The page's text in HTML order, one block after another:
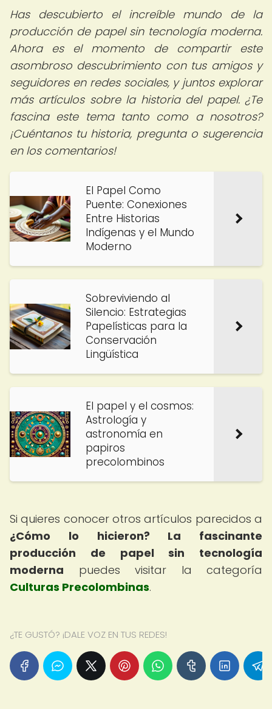
Has descubierto el increíble mundo de la
producción de papel sin tecnología moderna.
Ahora es el momento de compartir este
asombroso descubrimiento con tus amigos y
seguidores en redes sociales, y juntos explorar
más artículos sobre la historia del papel. ¿Te
fascina este tema tanto como a nosotros?
¡Cuéntanos tu historia, pregunta o sugerencia
en los comentarios!
El Papel Como
Puente: Conexiones
Entre Historias
Indígenas y el Mundo
Moderno
Sobreviviendo al
Silencio: Estrategias
Papelísticas para la
Conservación
Lingüística
El papel y el cosmos:
Astrología y
astronomía en
papiros
precolombinos
Si quieres conocer otros artículos parecidos a
¿Cómo lo hicieron? La fascinante
producción de papel sin tecnología
moderna puedes visitar la categoría
Culturas Precolombinas.
¿TE GUSTÓ? ¡DALE VOZ EN TUS REDES!